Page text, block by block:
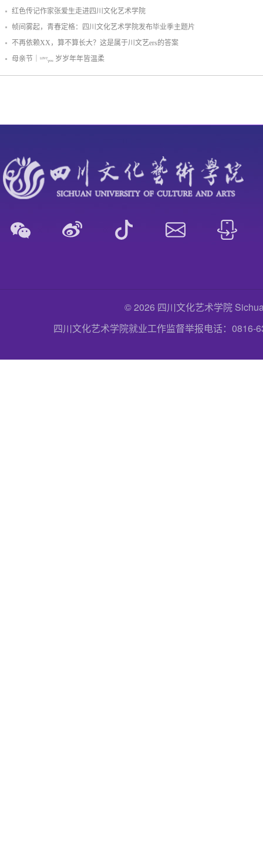
红色传记作家张爱生走进四川文化艺术学院
帧间雾起，青春定格：四川文化艺术学院发布毕业季主题片
不再依赖XX，算不算长大？这是属于川文艺ers的答案
母亲节｜ᶫᵒᵛᵉᵧₒᵤ 岁岁年年皆温柔
© 2026 四川文化艺术学院
四川文化艺术学院就业工作监督举报电话：